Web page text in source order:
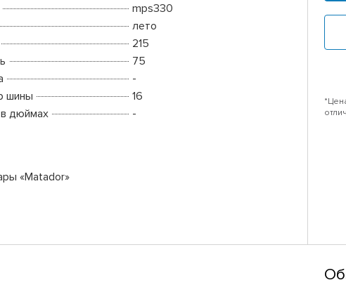
mps330
лето
215
75
-
шины
16
дюймах
-
«Matador»